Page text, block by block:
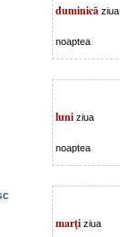
duminică ziua
noaptea
luni ziua
noaptea
marţi ziua